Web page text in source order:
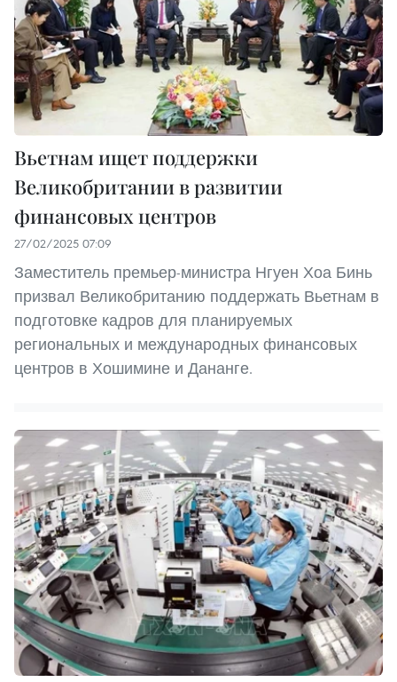
Вьетнам ищет поддержки
Великобритании в развитии
финансовых центров
27/02/2025 07:09
Заместитель премьер-министра Нгуен Хоа Бинь
призвал Великобританию поддержать Вьетнам в
подготовке кадров для планируемых
региональных и международных финансовых
центров в Хошимине и Дананге.